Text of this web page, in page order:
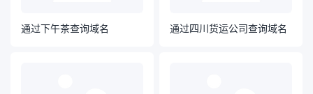
通过下午茶查询域名 通过四川货运公司查询域名